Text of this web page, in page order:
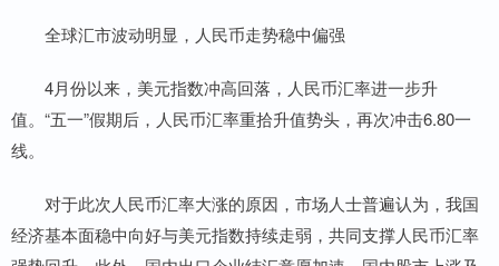
全球汇市波动明显，人民币走势稳中偏强
4月份以来，美元指数冲高回落，人民币汇率进一步升
值。“五一”假期后，人民币汇率重拾升值势头，再次冲击6.80一
线。
对于此次人民币汇率大涨的原因，市场人士普遍认为，我国
经济基本面稳中向好与美元指数持续走弱，共同支撑人民币汇率